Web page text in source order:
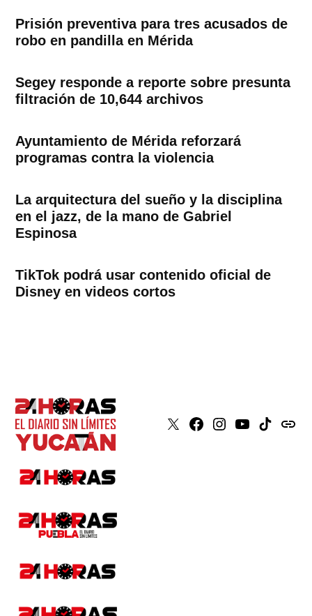
Prisión preventiva para tres acusados de
robo en pandilla en Mérida
Segey responde a reporte sobre presunta
filtración de 10,644 archivos
Ayuntamiento de Mérida reforzará
programas contra la violencia
La arquitectura del sueño y la disciplina
en el jazz, de la mano de Gabriel
Espinosa
TikTok podrá usar contenido oficial de
Disney en videos cortos
X Faceboook
Instagram
YoutubeTiktokissuu